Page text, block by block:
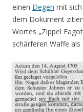
einen Degen mit
dem Dokument
Wortes „Zippel
schärferen Waffe als